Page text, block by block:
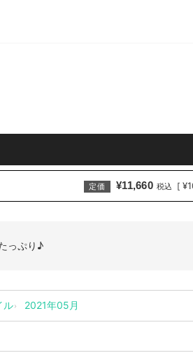
定価 ¥11,660 税込 [
っぷり♪
ル 2021年05月